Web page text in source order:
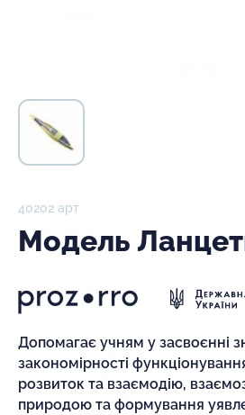
40202 арт
Модель
Допомагає учням у засвоєнні
закономірності
розвиток та взаємодію,
природою та формування